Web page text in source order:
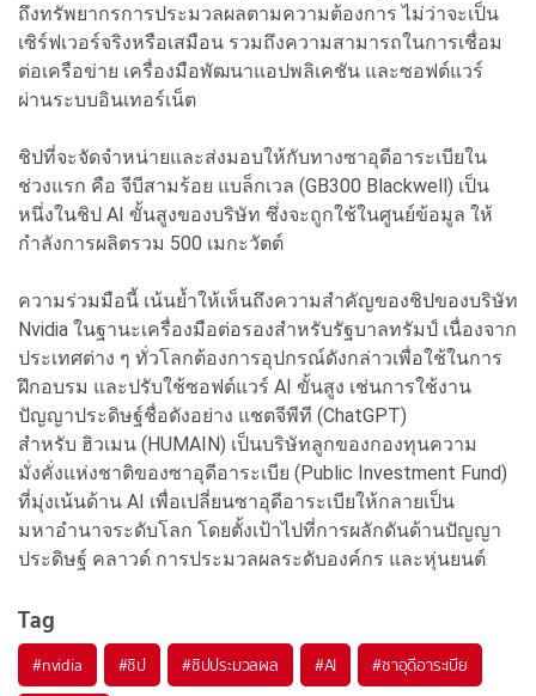
ถึงทรัพยากรการประมวลผลตามความต้องการ ไม่ว่าจะเป็น
เซิร์ฟเวอร์จริงหรือเสมือน รวมถึงความสามารถในการเชื่อม
ต่อเครือข่าย เครื่องมือพัฒนาแอปพลิเคชัน และซอฟต์แวร์
ผ่านระบบอินเทอร์เน็ต
ชิปที่จะจัดจำหน่ายและส่งมอบให้กับทางซาอุดีอาระเบียใน
ช่วงแรก คือ จีบีสามร้อย แบล็กเวล (GB300 Blackwell) เป็น
หนึ่งในชิป AI ขั้นสูงของบริษัท ซึ่งจะถูกใช้ในศูนย์ข้อมูล ให้
กำลังการผลิตรวม 500 เมกะวัตต์
ความร่วมมือนี้ เน้นย้ำให้เห็นถึงความสำคัญของชิปของบริษัท
Nvidia ในฐานะเครื่องมือต่อรองสำหรับรัฐบาลทรัมป์ เนื่องจาก
ประเทศต่าง ๆ ทั่วโลกต้องการอุปกรณ์ดังกล่าวเพื่อใช้ในการ
ฝึกอบรม และปรับใช้ซอฟต์แวร์ AI ขั้นสูง เช่นการใช้งาน
ปัญญาประดิษฐ์ชื่อดังอย่าง แชตจีพีที (ChatGPT)
สำหรับ ฮิวเมน (HUMAIN) เป็นบริษัทลูกของกองทุนความ
มั่งคั่งแห่งชาติของซาอุดีอาระเบีย (Public Investment Fund)
ที่มุ่งเน้นด้าน AI เพื่อเปลี่ยนซาอุดีอาระเบียให้กลายเป็น
มหาอำนาจระดับโลก โดยตั้งเป้าไปที่การผลักดันด้านปัญญา
ประดิษฐ์ คลาวด์ การประมวลผลระดับองค์กร และหุ่นยนต์
Tag
#nvidia #ชิป #ชิปประมวลผล #AI #ซาอุดีอาระเบีย